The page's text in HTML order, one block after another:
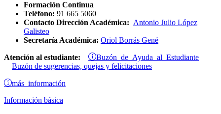
Formación Continua
Teléfono: 91 665 5060
Contacto Dirección Académica: Antonio Julio López
Galisteo
Secretaría Académica: Oriol Borrás Gené
Atención al estudiante: Buzón de Ayuda al Estudiante
Buzón de sugerencias, quejas y felicitaciones
más información
Información básica